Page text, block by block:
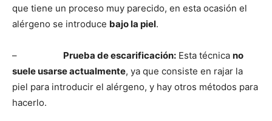
que tiene un proceso muy parecido, en esta ocasión el
alérgeno se introduce bajo la piel.
– Prueba de escarificación: Esta técnica no
suele usarse actualmente, ya que consiste en rajar la
piel para introducir el alérgeno, y hay otros métodos para
hacerlo.